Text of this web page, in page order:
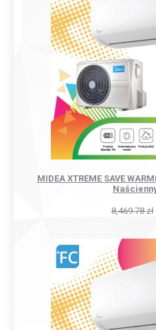
MIDEA XTREME SAVE
8,469.78zł